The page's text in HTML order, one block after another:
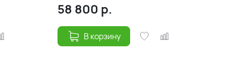
58 800 р.
В корзину